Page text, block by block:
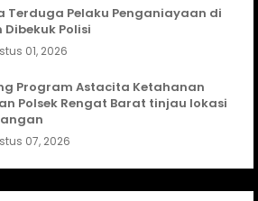
Terduga Pelaku Penganiayaan di
Dibekuk Polisi
01, 2026
Program Astacita Ketahanan
Polsek Rengat Barat tinjau lokasi
07, 2026